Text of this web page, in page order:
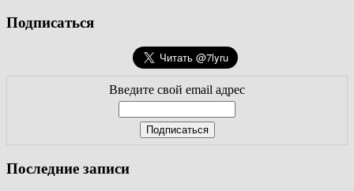
Подписаться
Введите свой email адрес
Последние записи